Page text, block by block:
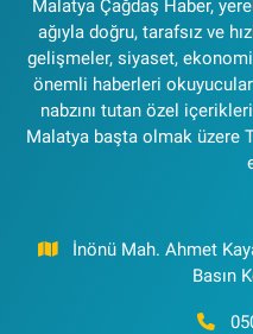
Malatya Çağdaş Haber,
ağıyla doğru, tarafsız ve
gelişmeler, siyaset,
önemli haberleri
nabzını tutan özel
Malatya başta olmak üzere
İnönü Mah. Ahmet
Basın